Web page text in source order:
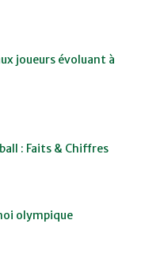
joueurs évoluant à
: Faits & Chiffres
olympique